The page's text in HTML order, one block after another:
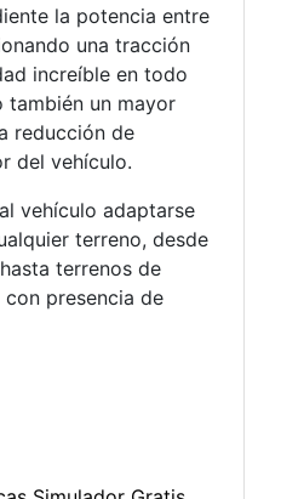
la potencia entre
una tracción
increíble en todo
también un mayor
reducción de
del vehículo.
vehículo adaptarse
terreno, desde
terrenos de
presencia de